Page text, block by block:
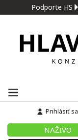
Podporte HS
Prihlásiť sa
NAŽIVO